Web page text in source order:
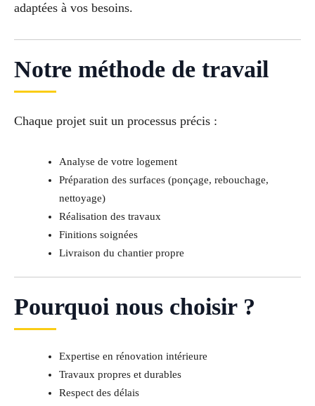
adaptées à vos besoins.
Notre méthode de travail
Chaque projet suit un processus précis :
Analyse de votre logement
Préparation des surfaces (ponçage, rebouchage,
nettoyage)
Réalisation des travaux
Finitions soignées
Livraison du chantier propre
Pourquoi nous choisir ?
Expertise en rénovation intérieure
Travaux propres et durables
Respect des délais